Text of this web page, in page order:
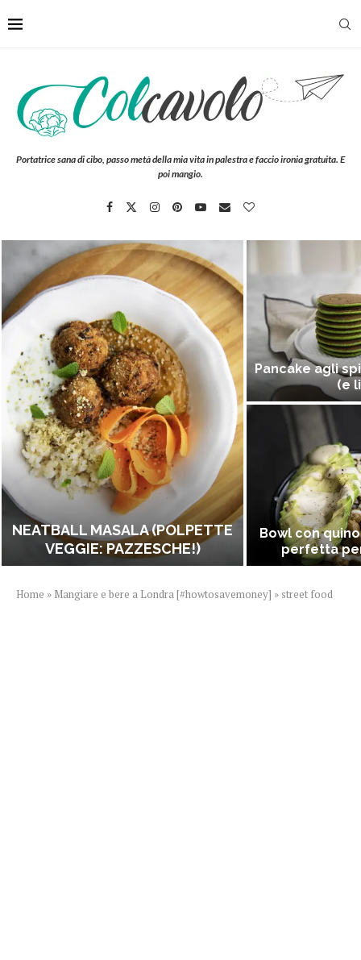
Portatrice sana di cibo, passo metà della mia vita in palestra e faccio ironia gratuita. E
poi mangio.
NEATBALL MASALA (POLPETTE
VEGGIE: PAZZESCHE!)
Pancake agli
(e
Bowl con
perfetta
Home » Mangiare e bere a Londra [#howtosavemoney] » street food